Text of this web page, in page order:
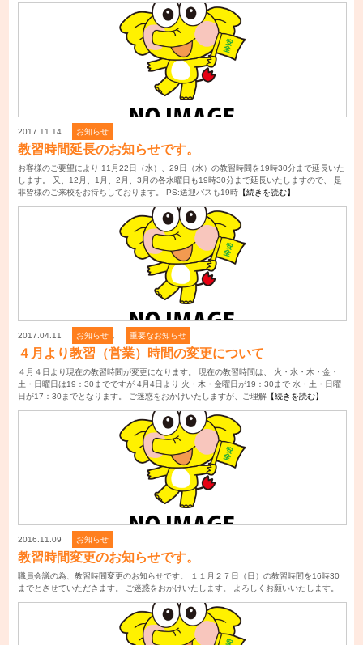
2017.11.14 お知らせ
教習時間延長のお知らせです。
お客様のご要望により 11月22日（水）、29日（水）の教習時間を19時30分まで延長いた
します。 又、12月、1月、2月、3月の各水曜日も19時30分まで延長いたしますので、 是
非皆様のご来校をお待ちしております。 PS:送迎バスも19時【続きを読む】
2017.04.11 お知らせ , 重要なお知らせ
４月より教習（営業）時間の変更について
４月４日より現在の教習時間が変更になります。 現在の教習時間は、 火・水・木・金・
土・日曜日は19：30までですが 4月4日より 火・木・金曜日が19：30まで 水・土・日曜
日が17：30までとなります。 ご迷惑をおかけいたしますが、ご理解【続きを読む】
2016.11.09 お知らせ
教習時間変更のお知らせです。
職員会議の為、教習時間変更のお知らせです。 １１月２７日（日）の教習時間を16時30
までとさせていただきます。 ご迷惑をおかけいたします。 よろしくお願いいたします。